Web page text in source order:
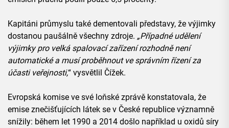
Kapitáni průmyslu také dementovali představy, že výjimky
dostanou paušálně všechny zdroje. „Případné udělení
výjimky pro velká spalovací zařízení rozhodně není
automatické a musí proběhnout ve správním řízení za
účasti veřejnosti,“ vysvětlil Čížek.
Evropská komise ve své loňské zprávě konstatovala, že
emise znečišťujících látek se v České republice významně
snížily: během let 1990 a 2014 došlo například u oxidů síry